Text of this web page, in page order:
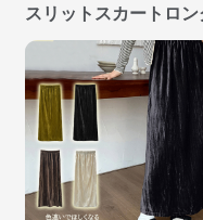
スリットスカートロ